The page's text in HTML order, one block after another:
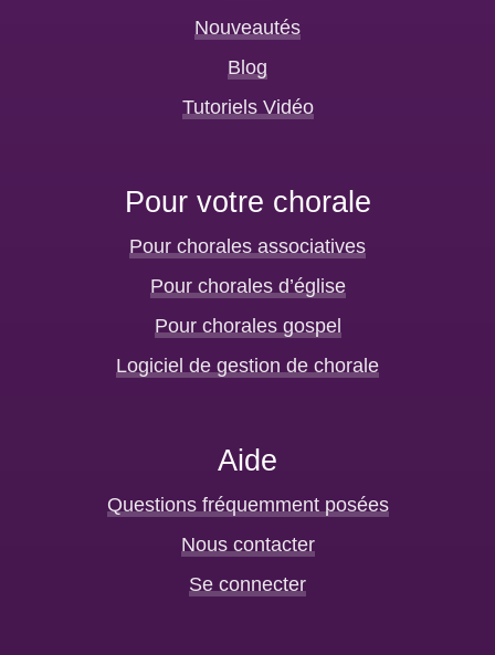
Nouveautés
Blog
Tutoriels Vidéo
Pour votre chorale
Pour chorales associatives
Pour chorales d’église
Pour chorales gospel
Logiciel de gestion de chorale
Aide
Questions fréquemment posées
Nous contacter
Se connecter